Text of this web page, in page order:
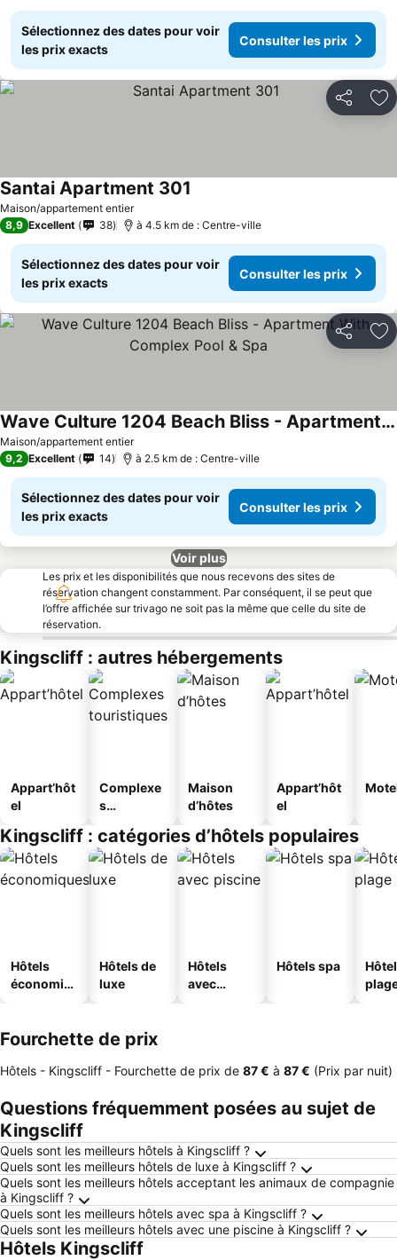
Sélectionnez des dates pour voir
les prix exacts
Consulter les prix
Partager
Maison/appartement entier
Santai Apartment 301
8,9 Excellent 38 à 4.5 km de : Centre-ville
Sélectionnez des dates pour voir
les prix exacts
Consulter les prix
Partager
Maison/appartement entier
Wave Culture 1204 Beach Bliss - Apartment With Complex Pool & Spa
Consulter les prix
9,2 Excellent 14 à 2.5 km de : Centre-ville
Sélectionnez des dates pour voir
les prix exacts
Consulter les prix
Voir plus
Les prix et les disponibilités que nous recevons des sites de
réservation changent constamment. Par conséquent, il se peut que
l’offre affichée sur trivago ne soit pas la même que celle du site de
réservation.
Kingscliff : autres hébergements
Appart’hôt
el
Complexe
s
s
Maison
d’hôtes
Appart’hôt
el
Kingscliff : catégories d’hôtels populaires
Hôtels
économiq
Hôtels de
luxe
Hôtels
avec
Hôtels spa
Fourchette de prix
Hôtels - Kingscliff - Fourchette de prix de ‎87 € à ‎87 € (Prix par nuit)
Questions fréquemment posées au sujet de
Kingscliff
Quels sont les meilleurs hôtels à Kingscliff ?
Quels sont les meilleurs hôtels de luxe à Kingscliff ?
Quels sont les meilleurs hôtels acceptant les animaux de compagnie
à Kingscliff ?
Quels sont les meilleurs hôtels avec spa à Kingscliff ?
Quels sont les meilleurs hôtels avec une piscine à Kingscliff ?
Hôtels Kingscliff